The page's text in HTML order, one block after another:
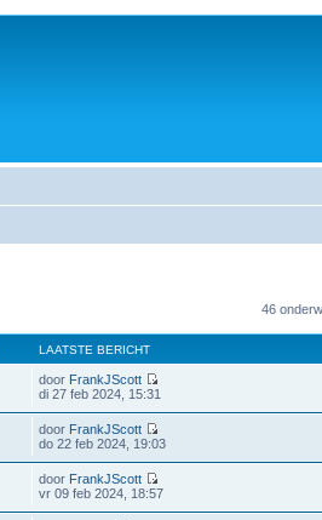
46
LAATSTE BERICHT
door FrankJScott
di 27 feb 2024, 15:31
door FrankJScott
do 22 feb 2024, 19:03
door FrankJScott
vr 09 feb 2024, 18:57